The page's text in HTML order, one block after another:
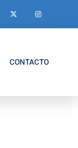
CONTACTO